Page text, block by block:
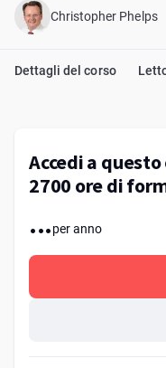
Christopher Phelps
Dettagli del corso
Accedi a
2700 ore di
...per anno